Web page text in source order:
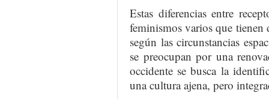
Estas diferencias entre
feminismos varios que
según las circunstancias
se preocupan por una
occidente se busca la
una cultura ajena, pero